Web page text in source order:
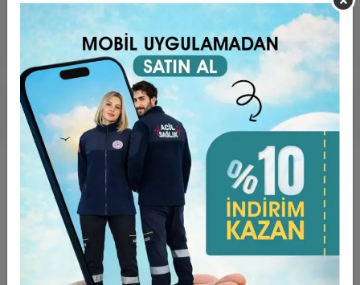
Ürün Açıklaması Garanti ve Teslimat
Taksit Seçenekleri Yorumlar
ÜRÜN ÖZELLİKLERİ ;